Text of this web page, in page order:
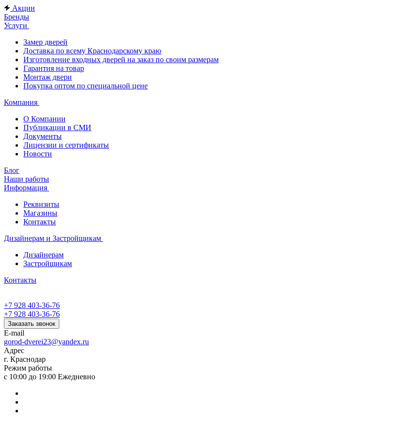
Акции
Бренды
Услуги
Замер дверей
Доставка по всему Краснодарскому краю
Изготовление входных дверей на заказ по своим размерам
Гарантия на товар
Монтаж двери
Покупка оптом по специальной цене
Компания
О Компании
Публикации в СМИ
Документы
Лицензии и сертификаты
Новости
Блог
Наши работы
Информация
Реквизиты
Магазины
Контакты
Дизайнерам и Застройщикам
Дизайнерам
Застройщикам
Контакты
+7 928 403-36-76
+7 928 403-36-76
Заказать звонок
E-mail
gorod-dverei23@yandex.ru
Адрес
г. Краснодар
Режим работы
с 10:00 до 19:00 Ежедневно